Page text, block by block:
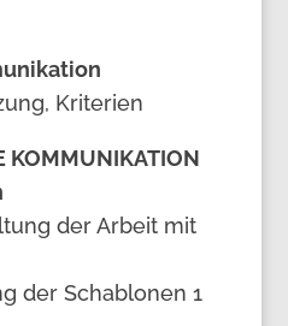
Kriterien
KOMMUNIKATION
der Arbeit mit
der Schablonen 1